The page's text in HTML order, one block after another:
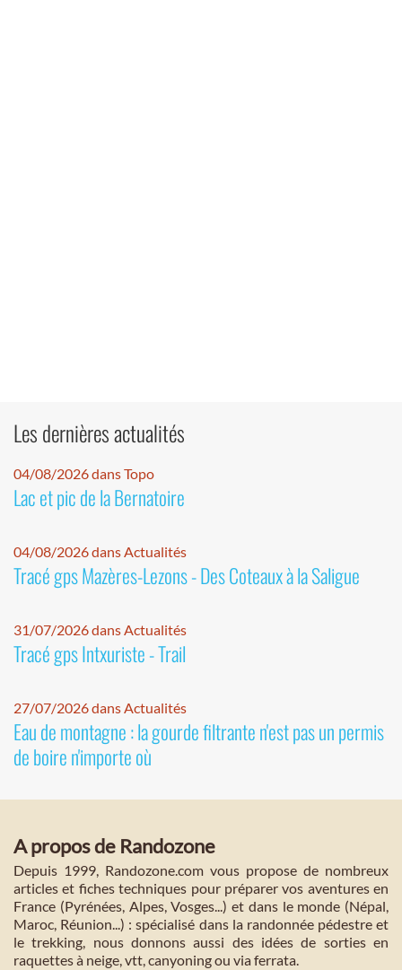
Les dernières actualités
04/08/2026 dans Topo
Lac et pic de la Bernatoire
04/08/2026 dans Actualités
Tracé gps Mazères-Lezons - Des Coteaux à la Saligue
31/07/2026 dans Actualités
Tracé gps Intxuriste - Trail
27/07/2026 dans Actualités
Eau de montagne : la gourde filtrante n'est pas un permis
de boire n'importe où
A propos de Randozone
Depuis 1999, Randozone.com vous propose de nombreux
articles et fiches techniques pour préparer vos aventures en
France (Pyrénées, Alpes, Vosges...) et dans le monde (Népal,
Maroc, Réunion...) : spécialisé dans la randonnée pédestre et
le trekking, nous donnons aussi des idées de sorties en
raquettes à neige, vtt, canyoning ou via ferrata.